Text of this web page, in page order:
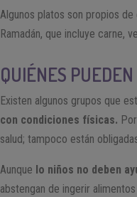
Algunos platos son propios
Ramadán, que incluye carne,
QUIÉNES
Existen algunos grupos que
con condiciones físicas.
salud; tampoco están
Aunque lo niños no deben
abstengan de ingerir